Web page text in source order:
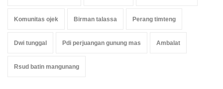
Komunitas ojek Birman talassa Perang timteng
Dwi tunggal Pdi perjuangan gunung mas Ambalat
Rsud batin mangunang